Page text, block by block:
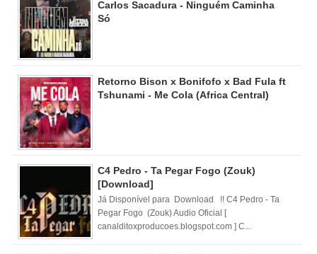
Carlos Sacadura - Ninguém Caminha
Só
Retorno Bison x Bonifofo x Bad Fula ft
Tshunami - Me Cola (Africa Central)
C4 Pedro - Ta Pegar Fogo (Zouk)
[Download]
Já Disponível para Download !! C4 Pedro - Ta
Pegar Fogo (Zouk) Audio Oficial [
canalditoxproducoes.blogspot.com ] C...